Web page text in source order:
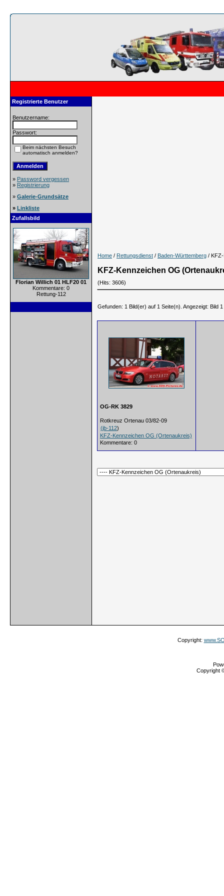
Registrierte Benutzer
Benutzername:
Passwort:
Beim nächsten Besuch
automatisch anmelden?
» Password vergessen
» Registrierung
» Galerie-Grundsätze
» Linkliste
Zufallsbild
Florian Willich 01 HLF20 01
Kommentare: 0
Rettung-112
Home / Rettungsdienst / Baden-Württemberg /
KFZ-Kennzeichen OG
(Hits: 3606)
Gefunden: 1 Bild(er) auf 1 Seite(n). Angezeigt: Bild
OG-RK 3829
Rotkreuz Ortenau 03/82-09
(jb-112)
KFZ-Kennzeichen OG (Ortenaukreis)
Kommentare: 0
Copyright:
Copyright